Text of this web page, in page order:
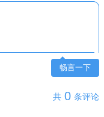
畅言一下
共 0 条评论